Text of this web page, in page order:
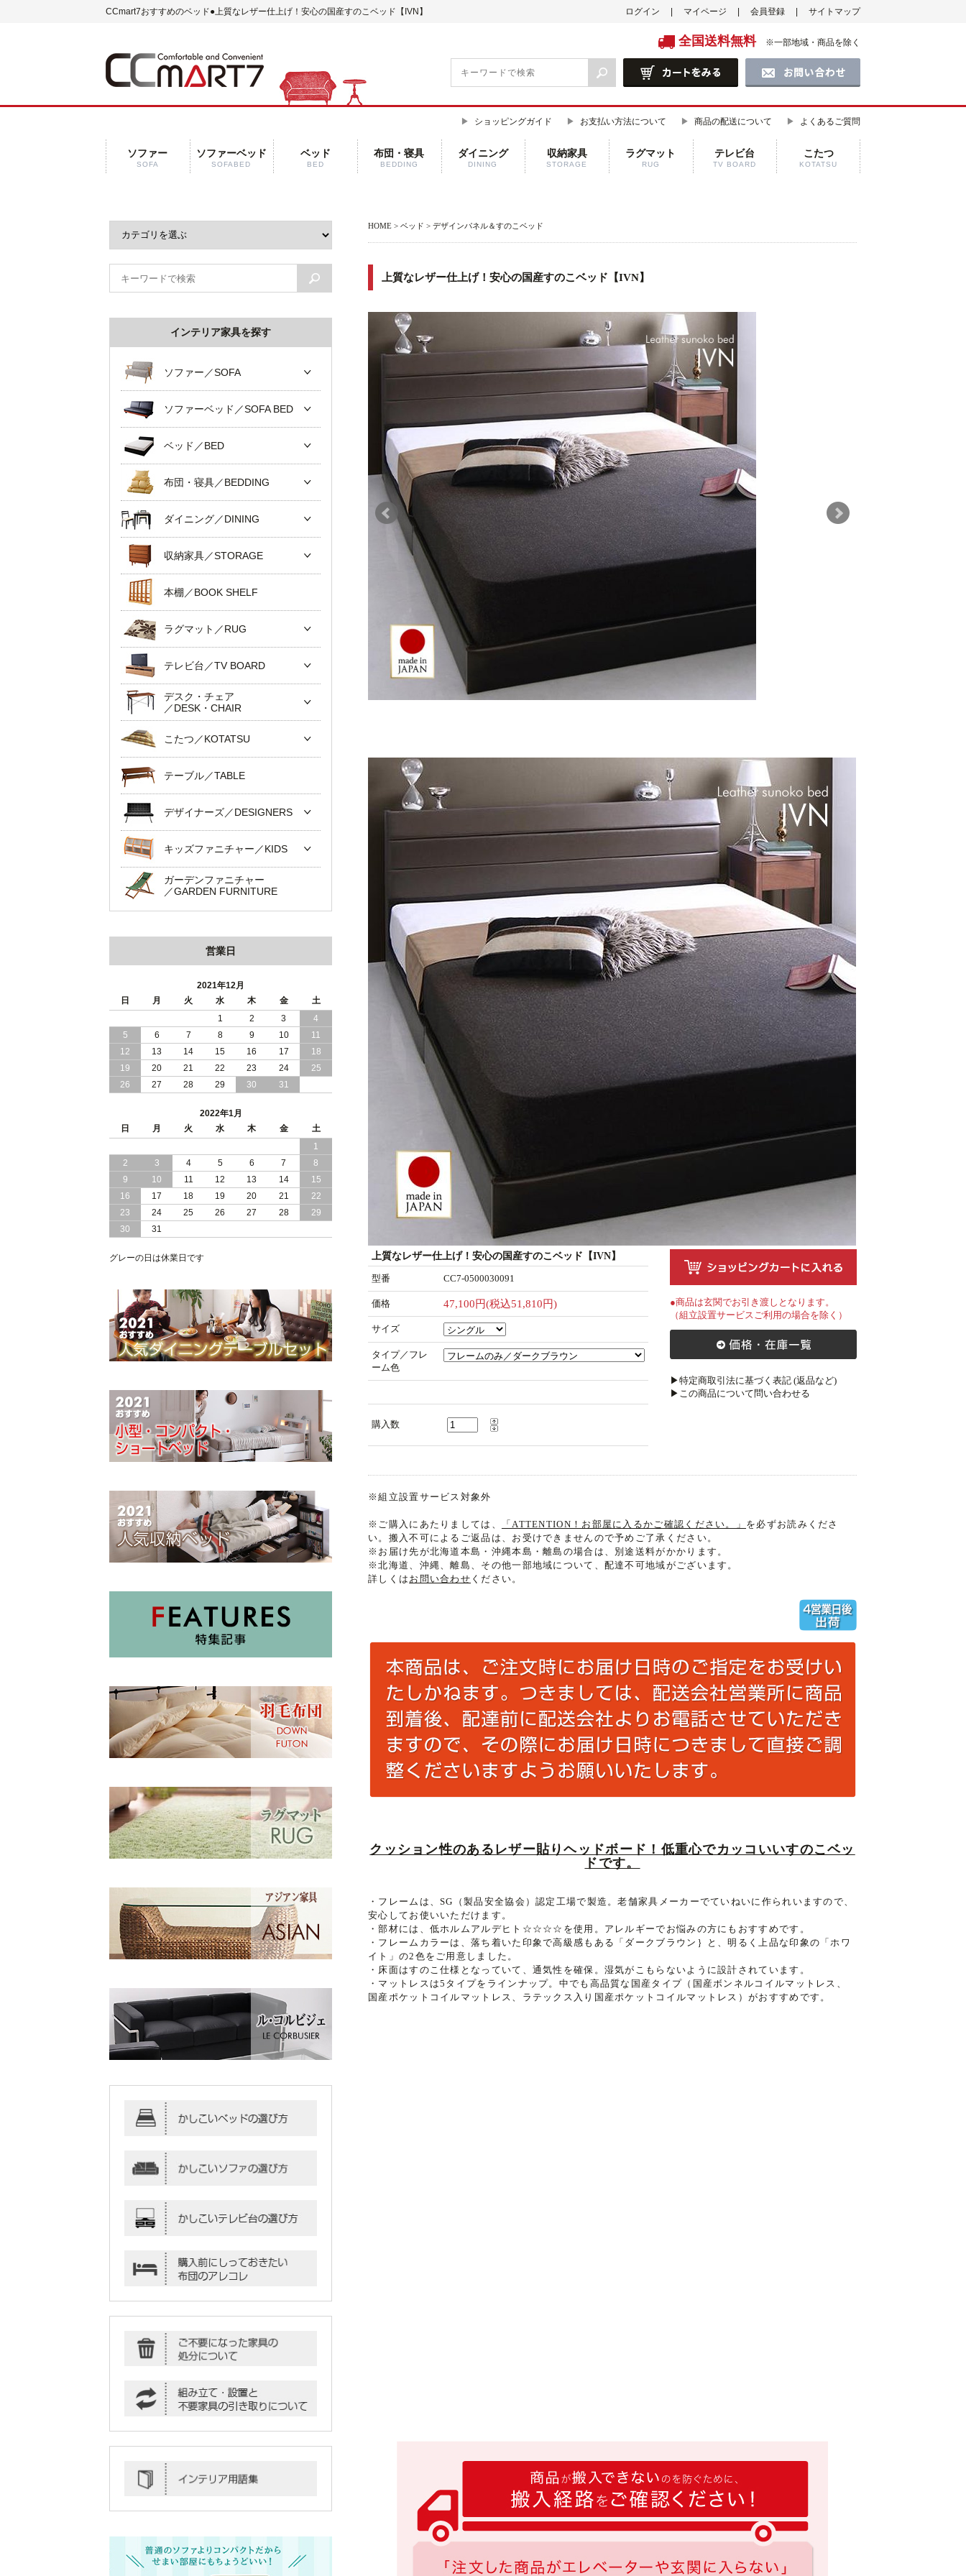
CCmart7おすすめのベッド●上質なレザー仕上げ！安心の国産すのこベッド【IVN】 ログイン マイページ 会員登録 サイトマップ
全国送料無料 ※一部地域・商品を除く
ショッピングガイド お支払い方法について 商品の配送について よくあるご質問
ソファー
SOFA
ソファーベッド
SOFABED
ベッド
BED
布団・寝具
BEDDING
ダイニング
DINING
収納家具
STORAGE
ラグマット
RUG
テレビ台
TV BOARD
こたつ
KOTATSU
HOME > ベッド > デザインパネル＆すのこベッド
上質なレザー仕上げ！安心の国産すのこベッド【IVN】
上質なレザー仕上げ！安心の国産すのこベッド【IVN】
型番 CC7-0500030091
価格 47,100円(税込51,810円)
サイズ
タイプ／フレ
ーム色
購入数
●商品は玄関でお引き渡しとなります。
（組立設置サービスご利用の場合を除く）
▶特定商取引法に基づく表記 (返品など)
▶この商品について問い合わせる
※組立設置サービス対象外
※ご購入にあたりましては、 「ATTENTION！お部屋に入るかご確認ください。」 を必ずお読みくださ
い。搬入不可によるご返品は、お受けできませんので予めご了承ください。
※お届け先が北海道本島・沖縄本島・離島の場合は、別途送料がかかります。
※北海道、沖縄、離島、その他一部地域について、配達不可地域がございます。
詳しくは お問い合わせ ください。
クッション性のあるレザー貼りヘッドボード！低重心でカッコいいすのこベッ
ドです。
・フレームは、SG（製品安全協会）認定工場で製造。老舗家具メーカーでていねいに作られいますので、
安心してお使いいただけます。
・部材には、低ホルムアルデヒト☆☆☆☆を使用。アレルギーでお悩みの方にもおすすめです。
・フレームカラーは、落ち着いた印象で高級感もある「ダークブラウン｝と、明るく上品な印象の「ホワ
イト」の2色をご用意しました。
・床面はすのこ仕様となっていて、通気性を確保。湿気がこもらないように設計されています。
・マットレスは5タイプをラインナップ。中でも高品質な国産タイプ（国産ボンネルコイルマットレス、
国産ポケットコイルマットレス、ラテックス入り国産ポケットコイルマットレス）がおすすめです。
インテリア家具を探す
ソファー／SOFA
ソファーベッド／SOFA BED
ベッド／BED
布団・寝具／BEDDING
ダイニング／DINING
収納家具／STORAGE
本棚／BOOK SHELF
ラグマット／RUG
テレビ台／TV BOARD
デスク・チェア
／DESK・CHAIR
こたつ／KOTATSU
テーブル／TABLE
デザイナーズ／DESIGNERS
キッズファニチャー／KIDS
ガーデンファニチャー
／GARDEN FURNITURE
営業日
2021年12月
日
月 火 水 木 金
土
1
2 3
4
5
6 7 8 9 10
11
12
13 14 15 16 17
18
19
20 21 22 23 24
25
26
27 28 29 30 31
2022年1月
日
月 火 水 木 金
土
1
2
3 4 5 6 7
8
9
10 11 12 13 14
15
16
17 18 19 20 21
22
23
24 25 26 27 28
29
30
31
グレーの日は休業日です